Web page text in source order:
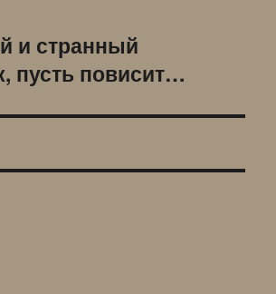
и странный
пусть повисит…